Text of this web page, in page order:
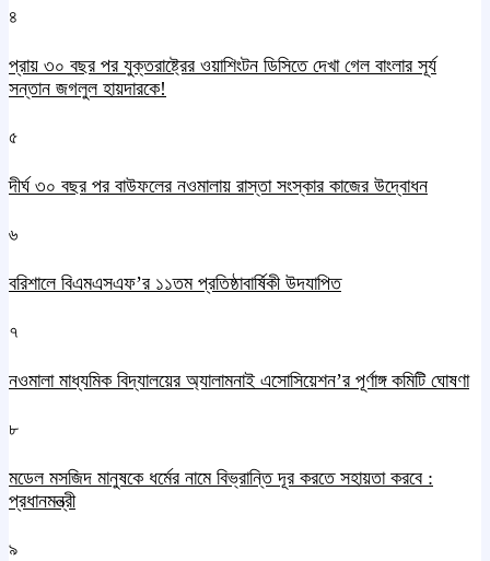
৪
প্রায় ৩০ বছর পর যুক্তরাষ্ট্রের ওয়াশিংটন ডিসিতে দেখা গেল বাংলার সূর্য
সন্তান জগলুল হায়দারকে!
৫
দীর্ঘ ৩০ বছর পর বাউফলের নওমালায় রাস্তা সংস্কার কাজের উদ্বোধন
৬
বরিশালে বিএমএসএফ’র ১১তম প্রতিষ্ঠাবার্ষিকী উদযাপিত
৭
নওমালা মাধ্যমিক বিদ্যালয়ের অ্যালামনাই এসোসিয়েশন’র পূর্ণাঙ্গ কমিটি ঘোষণা
৮
মডেল মসজিদ মানুষকে ধর্মের নামে বিভ্রান্তি দূর করতে সহায়তা করবে :
প্রধানমন্ত্রী
৯